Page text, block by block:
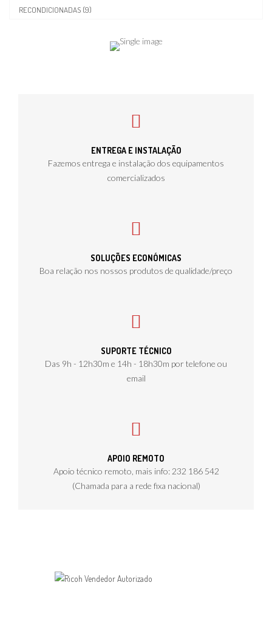
RECONDICIONADAS (9)
ENTREGA E INSTALAÇÃO
Fazemos entrega e instalação dos equipamentos
comercializados
SOLUÇÕES ECONÓMICAS
Boa relação nos nossos produtos de qualidade/preço
SUPORTE TÉCNICO
Das 9h - 12h30m e 14h - 18h30m por telefone ou
email
APOIO REMOTO
Apoio técnico remoto, mais info: 232 186 542
(Chamada para a rede fixa nacional)